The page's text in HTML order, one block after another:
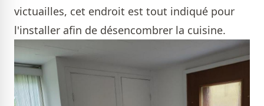
victuailles, cet endroit est tout indiqué pour
l'installer afin de désencombrer la cuisine.